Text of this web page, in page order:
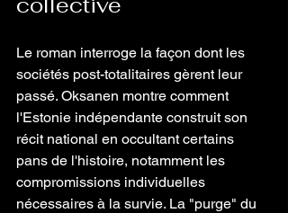
Le roman interroge la façon dont les
sociétés post-totalitaires gèrent leur
passé. Oksanen montre comment
l'Estonie indépendante construit son
récit national en occultant certains
pans de l'histoire, notamment les
compromissions individuelles
nécessaires à la survie. La "purge" du